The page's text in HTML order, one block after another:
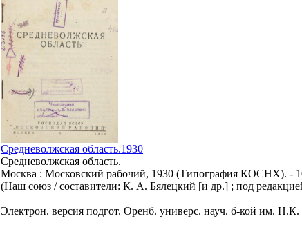
Средневолжская область.1930
Средневолжская область.
Москва : Московский рабочий, 1930 (Типография КОСНХ). -
(Наш союз / составители: К. А. Бялецкий [и др.] ; под
Электрон. версия подгот. Оренб. универс. науч. б-кой им.